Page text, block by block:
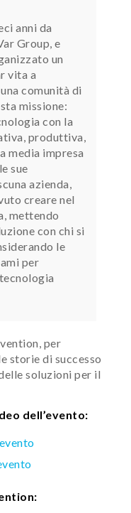
anni da
Group, e
un
vita a
comunità di
missione:
con la
produttiva,
media impresa
sue
azienda,
creare nel
mettendo
con chi si
le
per
per
storie di successo
soluzioni per il
dell’evento: